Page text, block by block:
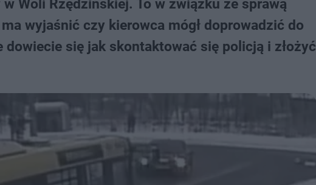
Woli Rzędzińskiej. To w związku ze sprawą
wyjaśnić czy kierowca mógł doprowadzić do
się jak skontaktować się policją i złożyć